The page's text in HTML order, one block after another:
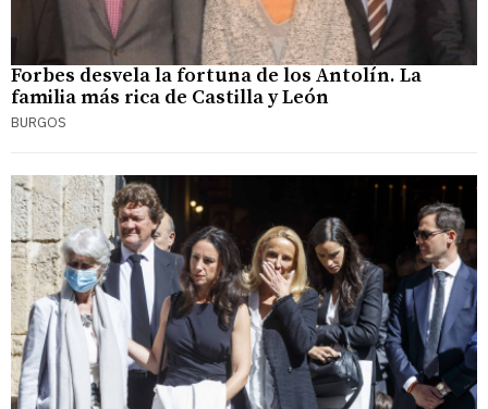
Forbes desvela la fortuna de los Antolín. La
familia más rica de Castilla y León
BURGOS